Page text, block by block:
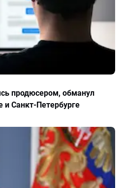
продюсером, обманул
и Санкт-Петербурге